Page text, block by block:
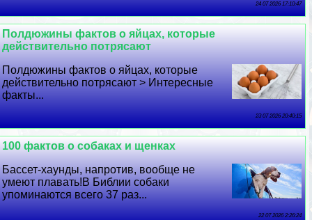
24 07 2026 17:10:47
Полдюжины фактов о яйцах, которые
действительно потрясают
Полдюжины фактов о яйцах, которые
действительно потрясают > Интересные
факты...
23 07 2026 20:40:15
100 фактов о собаках и щенках
Бассет-хаунды, напротив, вообще не
умеют плавать!В Библии собаки
упоминаются всего 37 раз...
22 07 2026 2:26:24